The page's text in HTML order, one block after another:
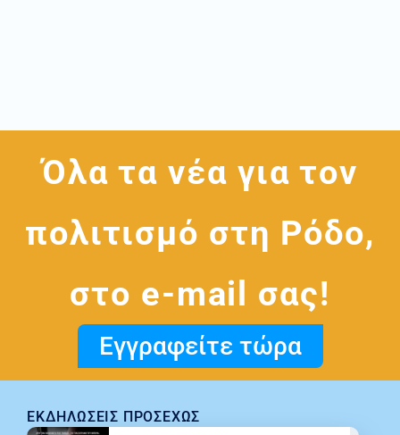
Όλα τα νέα για τον
πολιτισμό στη Ρόδο,
στο e-mail σας!
Εγγραφείτε τώρα
ΕΚΔΗΛΏΣΕΙΣ ΠΡΟΣΕΧΏΣ